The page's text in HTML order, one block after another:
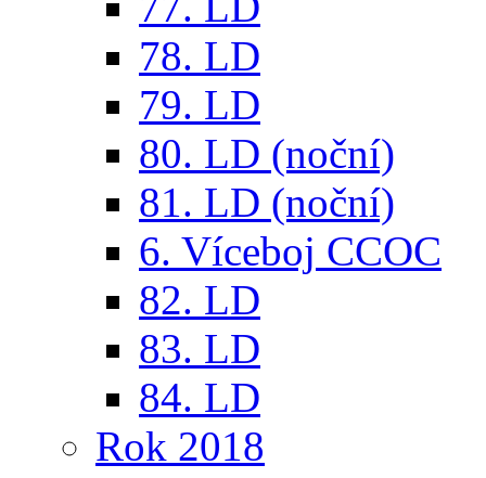
78. LD
79. LD
80. LD (noční)
81. LD (noční)
6. Víceboj CCOC
82. LD
83. LD
84. LD
Rok 2018